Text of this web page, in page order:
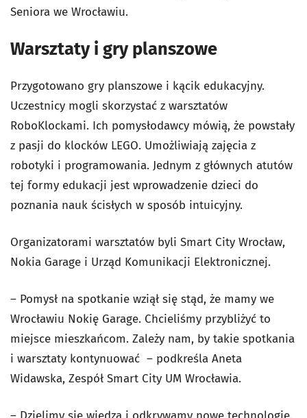
Seniora we Wrocławiu.
Warsztaty i gry planszowe
Przygotowano gry planszowe i kącik edukacyjny.
Uczestnicy mogli skorzystać z warsztatów
RoboKlockami. Ich pomysłodawcy mówią, że powstały
z pasji do klocków LEGO. Umożliwiają zajęcia z
robotyki i programowania. Jednym z głównych atutów
tej formy edukacji jest wprowadzenie dzieci do
poznania nauk ścisłych w sposób intuicyjny.
Organizatorami warsztatów byli Smart City Wrocław,
Nokia Garage i Urząd Komunikacji Elektronicznej.
– Pomysł na spotkanie wziął się stąd, że mamy we
Wrocławiu Nokię Garage. Chcieliśmy przybliżyć to
miejsce mieszkańcom. Zależy nam, by takie spotkania
i warsztaty kontynuować – podkreśla Aneta
Widawska, Zespół Smart City UM Wrocławia.